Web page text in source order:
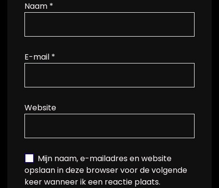
Naam *
E-mail *
Website
Mijn naam, e-mailadres en website
opslaan in deze browser voor de volgende
keer wanneer ik een reactie plaats.